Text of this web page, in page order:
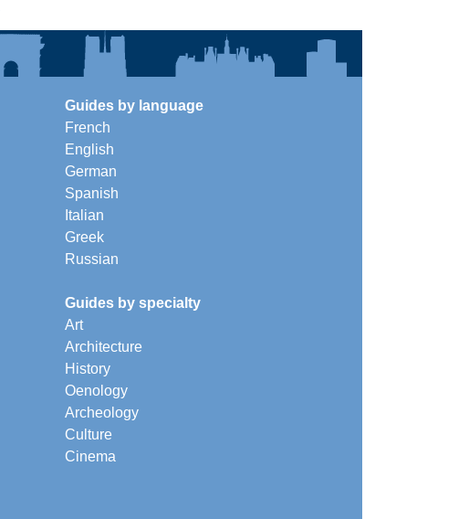
Guides by language
French
English
German
Spanish
Italian
Greek
Russian
Guides by specialty
Art
Architecture
History
Oenology
Archeology
Culture
Cinema